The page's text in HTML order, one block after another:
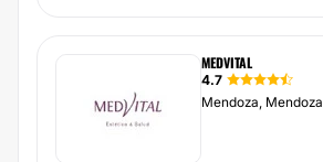
MEDVITAL
4.7
Mendoza, Mendoza